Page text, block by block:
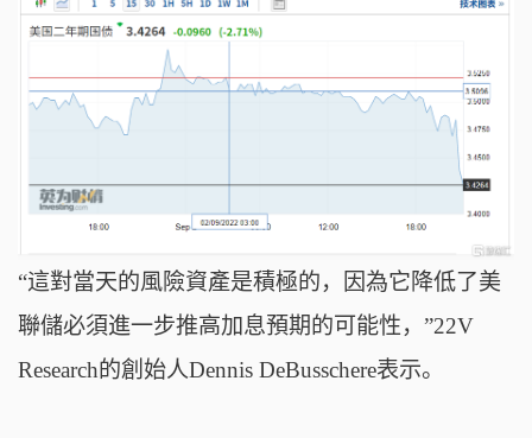
“這對當天的風險資產是積極的，因為它降低了美
聯儲必須進一步推高加息預期的可能性，”22V
Research的創始人Dennis DeBusschere表示。